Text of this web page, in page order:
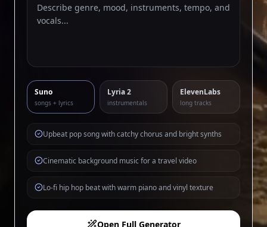
Suno
songs + lyrics
Lyria 2
instrumentals
ElevenLabs
long tracks
Upbeat pop song with catchy chorus and bright synths
Cinematic background music for a travel video
Lo-fi hip hop beat with warm piano and vinyl texture
Open Full Generator